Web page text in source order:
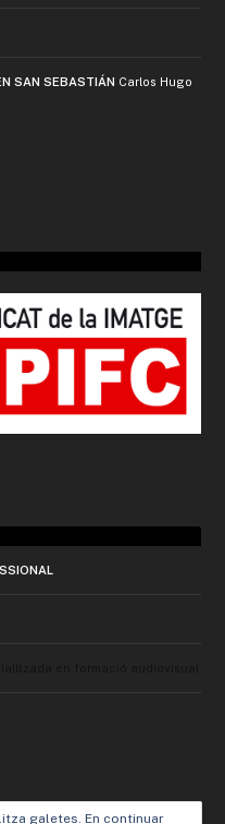
SAN SEBASTIÁN Carlos Hugo
galetes. En continuar